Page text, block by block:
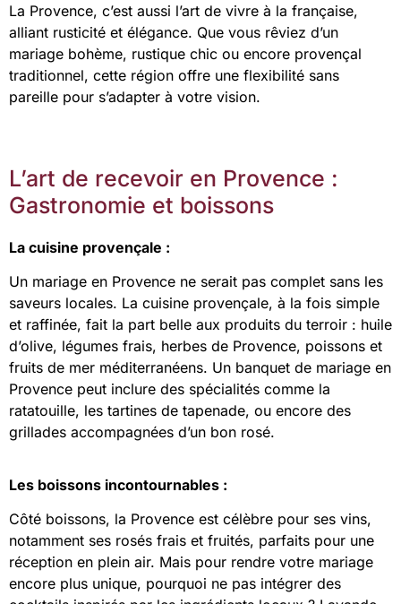
La Provence, c’est aussi l’art de vivre à la française,
alliant rusticité et élégance. Que vous rêviez d’un
mariage bohème, rustique chic ou encore provençal
traditionnel, cette région offre une flexibilité sans
pareille pour s’adapter à votre vision.
L’art de recevoir en Provence :
Gastronomie et boissons
La cuisine provençale :
Un mariage en Provence ne serait pas complet sans les
saveurs locales. La cuisine provençale, à la fois simple
et raffinée, fait la part belle aux produits du terroir : huile
d’olive, légumes frais, herbes de Provence, poissons et
fruits de mer méditerranéens. Un banquet de mariage en
Provence peut inclure des spécialités comme la
ratatouille, les tartines de tapenade, ou encore des
grillades accompagnées d’un bon rosé.
Les boissons incontournables :
Côté boissons, la Provence est célèbre pour ses vins,
notamment ses rosés frais et fruités, parfaits pour une
réception en plein air. Mais pour rendre votre mariage
encore plus unique, pourquoi ne pas intégrer des